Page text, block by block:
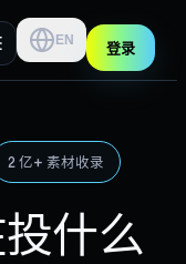
EN 登录
2 亿+ 素材收录
什么